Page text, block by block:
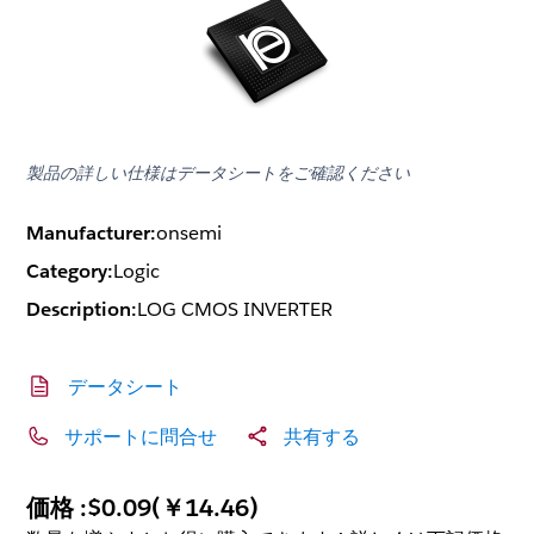
製品の詳しい仕様はデータシートをご確認ください
Manufacturer:onsemi
Category:Logic
Description:LOG CMOS INVERTER
データシート
サポートに問合せ 共有する
価格 :$0.09(￥14.46)